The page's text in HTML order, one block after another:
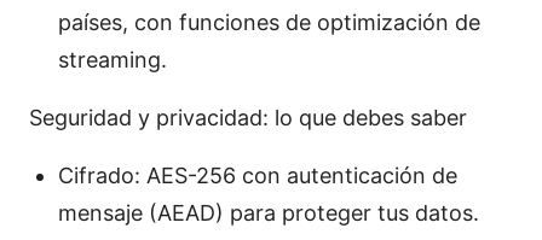
países, con funciones de optimización de
streaming.
Seguridad y privacidad: lo que debes saber
Cifrado: AES-256 con autenticación de
mensaje (AEAD) para proteger tus datos.